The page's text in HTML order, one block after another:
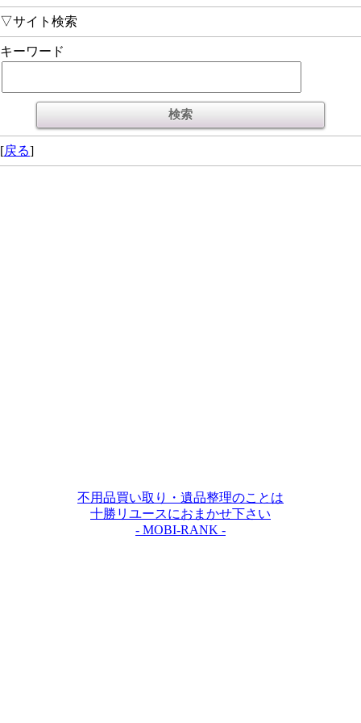
▽サイト検索
キーワード
[戻る]
不用品買い取り・遺品整理のことは
十勝リユースにおまかせ下さい
- MOBI-RANK -